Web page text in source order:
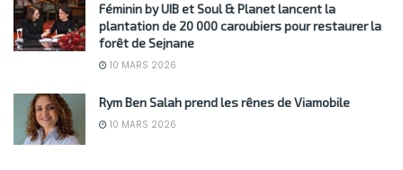
Féminin by UIB et Soul & Planet lancent la
plantation de 20 000 caroubiers pour restaurer la
forêt de Sejnane
10 MARS 2026
Rym Ben Salah prend les rênes de Viamobile
10 MARS 2026